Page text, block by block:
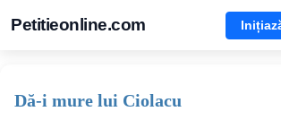
Petitieonline.com
Dă-i mure lui Ciolacu